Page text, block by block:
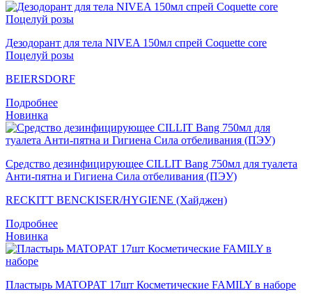
Дезодорант для тела NIVEA 150мл спрей Coquette core
Поцелуй розы
BEIERSDORF
Подробнее
Новинка
Средство дезинфицирующее CILLIT Bang 750мл для туалета
Анти-пятна и Гигиена Сила отбеливания (ПЭУ)
RECKITT BENCKISER/HYGIENE (Хайджен)
Подробнее
Новинка
Пластырь MATOPAT 17шт Косметические FAMILY в наборе